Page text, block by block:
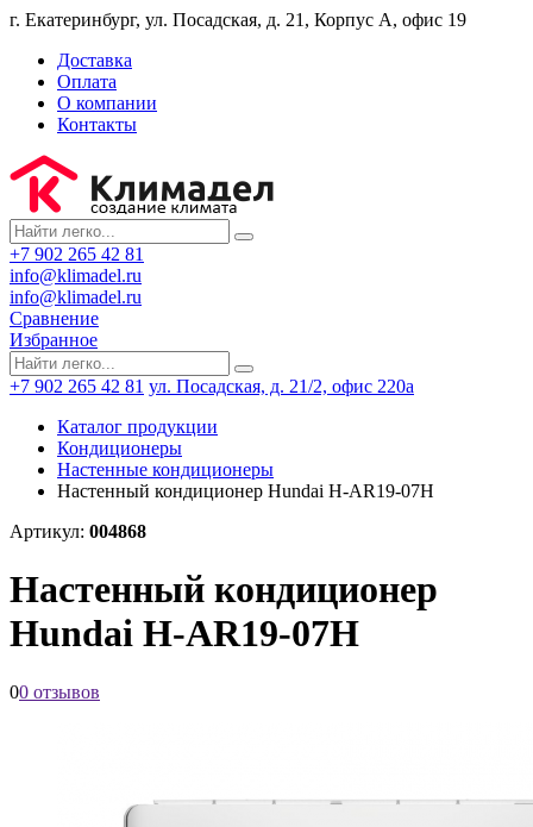
г. Екатеринбург, ул. Посадская, д. 21, Корпус А, офис 19
Доставка
Оплата
О компании
Контакты
+7 902 265 42 81
info@klimadel.ru
info@klimadel.ru
Сравнение
Избранное
+7 902 265 42 81 ул. Посадская, д. 21/2, офис 220а
Каталог продукции
Кондиционеры
Настенные кондиционеры
Настенный кондиционер Hundai H-AR19-07Н
Артикул: 004868
Настенный кондиционер
Hundai H-AR19-07Н
00 отзывов